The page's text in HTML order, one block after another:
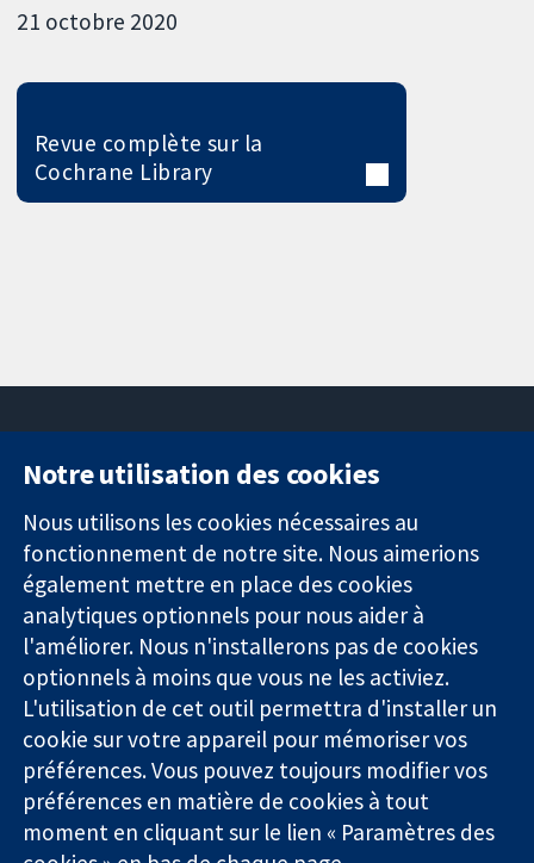
21 octobre 2020
Revue complète sur la
Cochrane Library
Des données
probantes.
Des décisions
éclairées.
Une meilleure
santé.
11-13 Cavendish
Square
Londres
W1G0AN
Royaume-Uni
nous
Actualités
Service de
presse
Qui sommes-
nous
Offres
d'emploi
Library
La Collaboration Cochrane est une association caritative (n°
Notre utilisation des cookies
Nous utilisons les cookies nécessaires au
fonctionnement de notre site. Nous aimerions
également mettre en place des cookies
analytiques optionnels pour nous aider à
l'améliorer. Nous n'installerons pas de cookies
optionnels à moins que vous ne les activiez.
L'utilisation de cet outil permettra d'installer un
cookie sur votre appareil pour mémoriser vos
préférences. Vous pouvez toujours modifier vos
préférences en matière de cookies à tout
moment en cliquant sur le lien « Paramètres des